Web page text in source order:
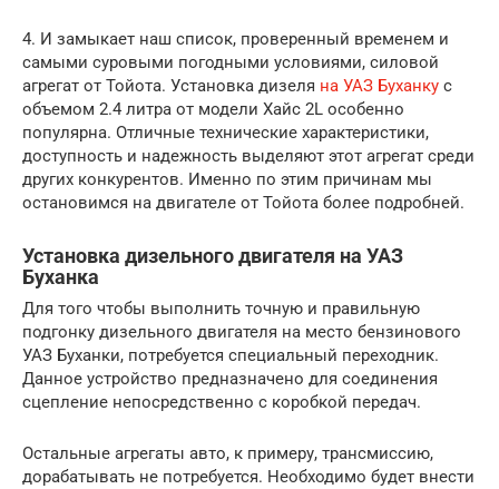
4. И замыкает наш список, проверенный временем и
самыми суровыми погодными условиями, силовой
агрегат от Тойота. Установка дизеля на УАЗ Буханку с
объемом 2.4 литра от модели Xaйc 2L особенно
популярна. Отличные технические характеристики,
доступность и надежность выделяют этот агрегат среди
других конкурентов. Именно по этим причинам мы
остановимся на двигателе от Тойота более подробней.
Установка дизельного двигателя на УАЗ
Буханка
Для того чтобы выполнить точную и правильную
подгонку дизельного двигателя на место бензинового
УАЗ Буханки, потребуется специальный переходник.
Данное устройство предназначено для соединения
сцепление непосредственно с коробкой передач.
Остальные агрегаты авто, к примеру, трансмиссию,
дорабатывать не потребуется. Необходимо будет внести